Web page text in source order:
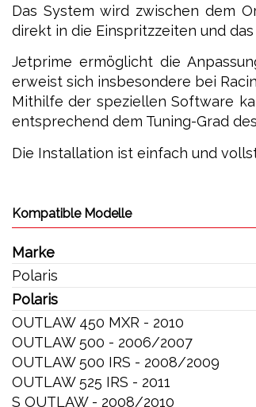
Das System wird zwischen dem
direkt in die Einspritzzeiten und
Jetprime ermöglicht die
erweist sich insbesondere bei
Mithilfe der speziellen Software
entsprechend dem Tuning-Grad
Die Installation ist einfach und
Kompatible Modelle
Marke
Polaris
Polaris
OUTLAW 450 MXR - 2010
OUTLAW 500 - 2006/2007
OUTLAW 500 IRS - 2008/2009
OUTLAW 525 IRS - 2011
S OUTLAW - 2008/2010